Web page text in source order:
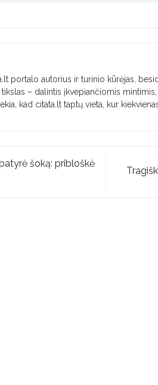
portalo autorius ir turinio kūrėjas,
– dalintis įkvepiančiomis
kad citata.lt taptų vieta, kur
šoką: pribloškė